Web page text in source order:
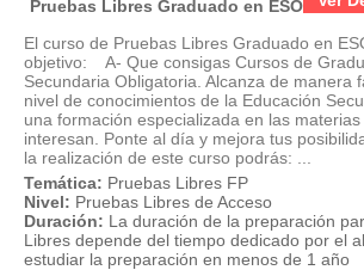
Pruebas Libres Graduado en ESO
El curso de Pruebas Libres Graduado en
objetivo: A- Que consigas Cursos de
Secundaria Obligatoria. Alcanza de manera
nivel de conocimientos de la Educación
una formación especializada en las
interesan. Ponte al día y mejora tus
la realización de este curso podrás: ...
Temática: Pruebas Libres FP
Nivel: Pruebas Libres de Acceso
Duración: La duración de la preparación
Libres depende del tiempo dedicado por el
estudiar la preparación en menos de 1 año